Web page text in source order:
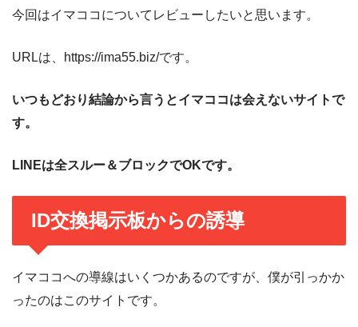
今回はイマココについてレビューしたいと思います。
URLは、https://ima55.biz/です。
いつもどおり結論から言うとイマココは会えないサイトで
す。
LINEは全スルー＆ブロックでOKです。
ID交換掲示板からの誘導
イマココへの導線はいくつかあるのですが、僕が引っかか
ったのはこのサイトです。